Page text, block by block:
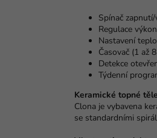
Spínač
Regulace
Nastavení
Časovač (1 až
Detekce
Týdenní
Keramické topné
Clona je vybavena
se standardními